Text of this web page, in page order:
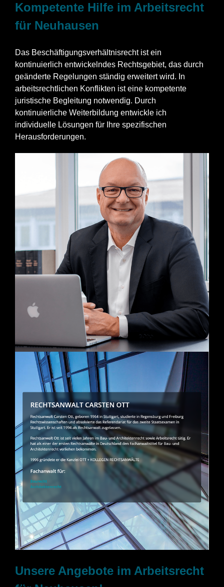
Kompetente Hilfe im Arbeitsrecht
für Neuhausen
Das Beschäftigungsverhältnisrecht ist ein
kontinuierlich entwickelndes Rechtsgebiet, das durch
geänderte Regelungen ständig erweitert wird. In
arbeitsrechtlichen Konflikten ist eine kompetente
juristische Begleitung notwendig. Durch
kontinuierliche Weiterbildung entwickle ich
individuelle Lösungen für Ihre spezifischen
Herausforderungen.
Unsere Angebote im Arbeitsrecht